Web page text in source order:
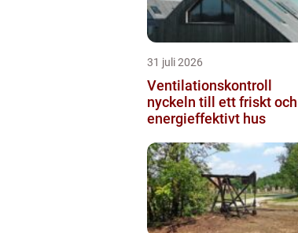
31 juli 2026
Ventilationskontroll
nyckeln till ett friskt och
energieffektivt hus